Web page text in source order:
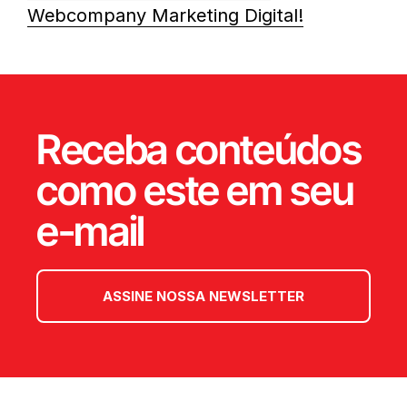
Webcompany Marketing Digital!
Receba conteúdos
como este em seu
e-mail
ASSINE NOSSA NEWSLETTER